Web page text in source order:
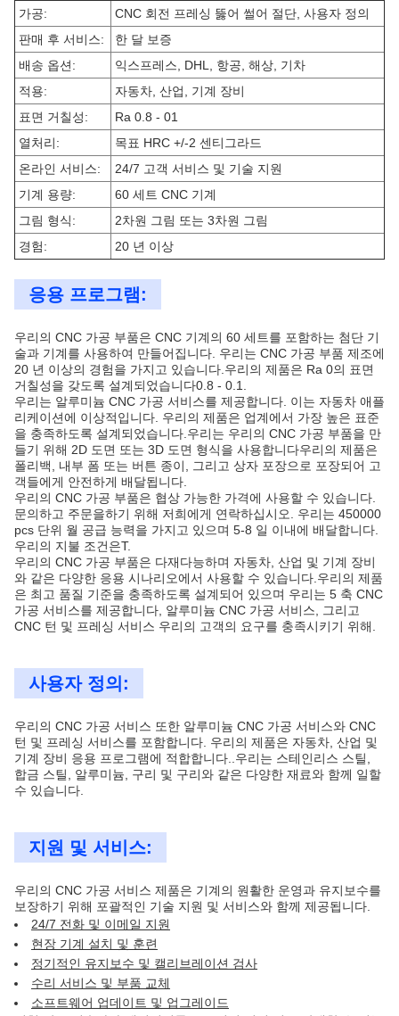
가공:
CNC 회전 프레싱 뚫어 썰어 절단, 사용자 정의
판매 후 서비스:
한 달 보증
배송 옵션:
익스프레스, DHL, 항공, 해상, 기차
적용:
자동차, 산업, 기계 장비
표면 거칠성:
Ra 0.8 - 01
열처리:
목표 HRC +/-2 센티그라드
온라인 서비스:
24/7 고객 서비스 및 기술 지원
기계 용량:
60 세트 CNC 기계
그림 형식:
2차원 그림 또는 3차원 그림
경험:
20 년 이상
응용 프로그램:
우리의 CNC 가공 부품은 CNC 기계의 60 세트를 포함하는 첨단 기
술과 기계를 사용하여 만들어집니다. 우리는 CNC 가공 부품 제조에
20 년 이상의 경험을 가지고 있습니다.우리의 제품은 Ra 0의 표면
거칠성을 갖도록 설계되었습니다0.8 - 0.1.
우리는 알루미늄 CNC 가공 서비스를 제공합니다. 이는 자동차 애플
리케이션에 이상적입니다. 우리의 제품은 업계에서 가장 높은 표준
을 충족하도록 설계되었습니다.우리는 우리의 CNC 가공 부품을 만
들기 위해 2D 도면 또는 3D 도면 형식을 사용합니다우리의 제품은
폴리백, 내부 폼 또는 버튼 종이, 그리고 상자 포장으로 포장되어 고
객들에게 안전하게 배달됩니다.
우리의 CNC 가공 부품은 협상 가능한 가격에 사용할 수 있습니다.
문의하고 주문을하기 위해 저희에게 연락하십시오. 우리는 450000
pcs 단위 월 공급 능력을 가지고 있으며 5-8 일 이내에 배달합니다.
우리의 지불 조건은T.
우리의 CNC 가공 부품은 다재다능하며 자동차, 산업 및 기계 장비
와 같은 다양한 응용 시나리오에서 사용할 수 있습니다.우리의 제품
은 최고 품질 기준을 충족하도록 설계되어 있으며 우리는 5 축 CNC
가공 서비스를 제공합니다, 알루미늄 CNC 가공 서비스, 그리고
CNC 턴 및 프레싱 서비스 우리의 고객의 요구를 충족시키기 위해.
사용자 정의:
우리의 CNC 가공 서비스 또한 알루미늄 CNC 가공 서비스와 CNC
턴 및 프레싱 서비스를 포함합니다. 우리의 제품은 자동차, 산업 및
기계 장비 응용 프로그램에 적합합니다..우리는 스테인리스 스틸,
합금 스틸, 알루미늄, 구리 및 구리와 같은 다양한 재료와 함께 일할
수 있습니다.
지원 및 서비스:
우리의 CNC 가공 서비스 제품은 기계의 원활한 운영과 유지보수를
보장하기 위해 포괄적인 기술 지원 및 서비스와 함께 제공됩니다.
24/7 전화 및 이메일 지원
현장 기계 설치 및 훈련
정기적인 유지보수 및 캘리브레이션 검사
수리 서비스 및 부품 교체
소프트웨어 업데이트 및 업그레이드